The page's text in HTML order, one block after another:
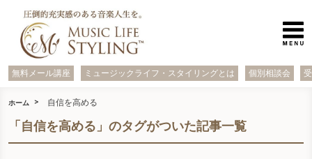
無料メール講座 ミュージックライフ・スタイリングとは 個別相談会
ホーム 自信を高める
「自信を高める」のタグがついた記事一覧